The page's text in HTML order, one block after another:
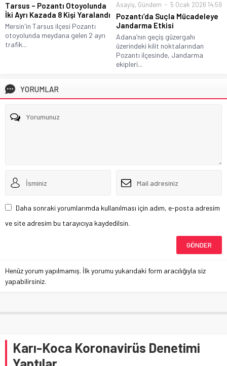
Tarsus – Pozantı Otoyolunda
İki Ayrı Kazada 8 Kişi Yaralandı
Mersin'in Tarsus ilçesi Pozantı
otoyolunda meydana gelen 2 ayrı
trafik...
Asayiş, Gündem 5 Ocak 2026 14:59
Pozantı’da Suçla Mücadeleye
Jandarma Etkisi
Adana’nın geçiş güzergahı
üzerindeki kilit noktalarından
Pozantı ilçesinde, Jandarma
ekipleri...
YORUMLAR
Daha sonraki yorumlarımda kullanılması için adım, e-posta adresim
ve site adresim bu tarayıcıya kaydedilsin.
Henüz yorum yapılmamış. İlk yorumu yukarıdaki form aracılığıyla siz
yapabilirsiniz.
Karı-Koca Koronavirüs Denetimi